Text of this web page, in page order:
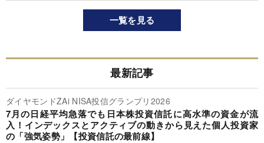
一覧を見る
最新記事
ダイヤモンドZAi NISA投信グランプリ2026
7月の日経平均急落でも日本株投資信託に高水準の資金が流
入！インデックスとアクティブの動きから見えた個人投資家
の「強気姿勢」【投資信託の最前線】